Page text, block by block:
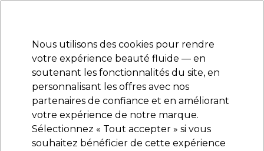
Se connecter
Marques Bons plans Coiffure Electro et Matériel
Livraison et délais
lire la suite
2AM London
Nous utilisons des cookies pour rendre
votre expérience beauté fluide — en
soutenant les fonctionnalités du site, en
personnalisant les offres avec nos
partenaires de confiance et en améliorant
votre expérience de notre marque.
Sélectionnez « Tout accepter » si vous
souhaitez bénéficier de cette expérience